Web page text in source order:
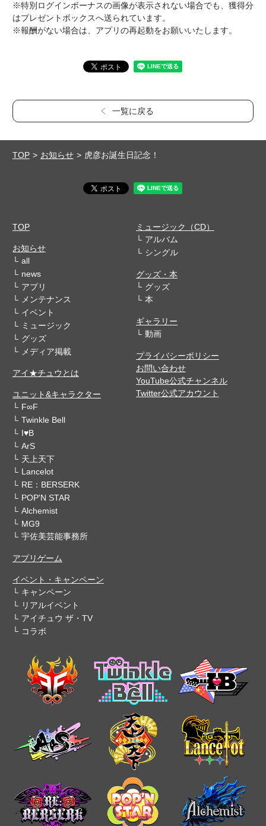
※特別ログインボーナスの画像が表示されない場合でも、獲得分
はプレゼントボックスへ送られています。
※報酬がない場合は、アプリの再起動をお願いいたします。
一覧に戻る
TOP お知らせ 虎彦お誕生日記念！
TOP
お知らせ
all
news
アプリ
メンテナンス
イベント
ミュージック
グッズ
メディア掲載
アイ★チュウとは
ユニット&キャラクター
F∞F
Twinkle Bell
I♥B
ArS
天上天下
Lancelot
RE：BERSERK
POP'N STAR
Alchemist
MG9
宇佐美芸能事務所
アプリゲーム
イベント・キャンペーン
キャンペーン
リアルイベント
アイチュウ ザ・TV
コラボ
ミュージック（CD）
アルバム
シングル
グッズ・本
グッズ
本
ギャラリー
動画
プライバシーポリシー
お問い合わせ
YouTube公式チャンネル
Twitter公式アカウント